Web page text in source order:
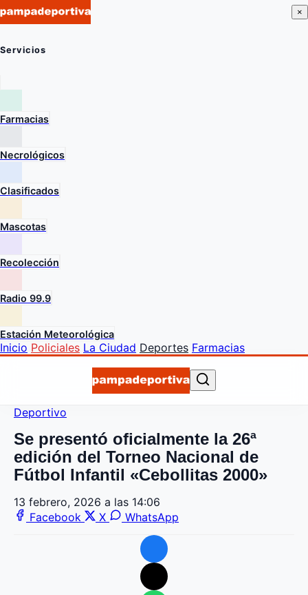
×
Servicios
Farmacias
Necrológicos
Clasificados
Mascotas
Recolección
Radio 99.9
Estación Meteorológica
Inicio Policiales La Ciudad Deportes Farmacias
Deportivo
Se presentó oficialmente la 26ª
edición del Torneo Nacional de
Fútbol Infantil «Cebollitas 2000»
13 febrero, 2026 a las 14:06
Facebook
X WhatsApp